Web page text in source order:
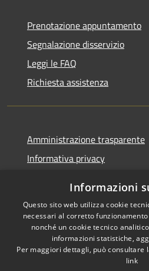
Prenotazione appuntamento
Segnalazione disservizio
Leggi le FAQ
Richiesta assistenza
Amministrazione trasparente
Informativa privacy
Dichiarazione di accessibilità
RSS
Informazioni
Questo sito web utilizza cookie
necessari al corretto
nonché un cookie tecnico
informazioni statistiche,
Per maggiori dettagli, può consultare
link